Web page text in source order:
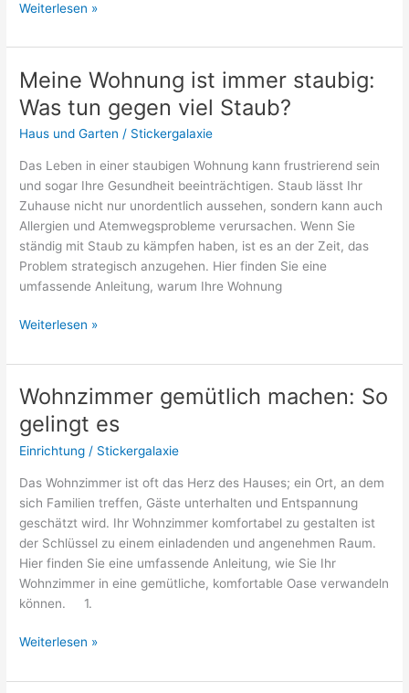
Welche
passt
zu
Holzmöbeln?
Weiterlesen »
Meine Wohnung ist immer staubig:
Was tun gegen viel Staub?
Haus und Garten / Stickergalaxie
Das Leben in einer staubigen Wohnung kann frustrierend sein
und sogar Ihre Gesundheit beeinträchtigen. Staub lässt Ihr
Zuhause nicht nur unordentlich aussehen, sondern kann auch
Allergien und Atemwegsprobleme verursachen. Wenn Sie
ständig mit Staub zu kämpfen haben, ist es an der Zeit, das
Problem strategisch anzugehen. Hier finden Sie eine
umfassende Anleitung, warum Ihre Wohnung
Meine
ist
immer
staubig:
Was
tun
viel
Staub?
Weiterlesen »
Wohnzimmer gemütlich machen: So
gelingt es
Einrichtung / Stickergalaxie
Das Wohnzimmer ist oft das Herz des Hauses; ein Ort, an dem
sich Familien treffen, Gäste unterhalten und Entspannung
geschätzt wird. Ihr Wohnzimmer komfortabel zu gestalten ist
der Schlüssel zu einem einladenden und angenehmen Raum.
Hier finden Sie eine umfassende Anleitung, wie Sie Ihr
Wohnzimmer in eine gemütliche, komfortable Oase verwandeln
können. 1.
Wohnzimmer
machen:
Weiterlesen »